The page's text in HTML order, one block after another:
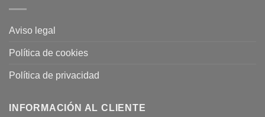
Aviso legal
Política de cookies
Política de privacidad
INFORMACIÓN AL CLIENTE